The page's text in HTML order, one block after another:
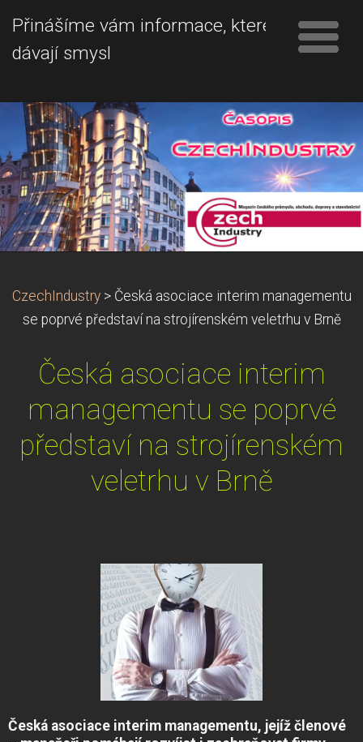
Přinášíme vám informace, které
dávají smysl
CzechIndustry > Česká asociace interim managementu
se poprvé představí na strojírenském veletrhu v Brně
Česká asociace interim
managementu se poprvé
představí na strojírenském
veletrhu v Brně
Česká asociace interim managementu, jejíž členové